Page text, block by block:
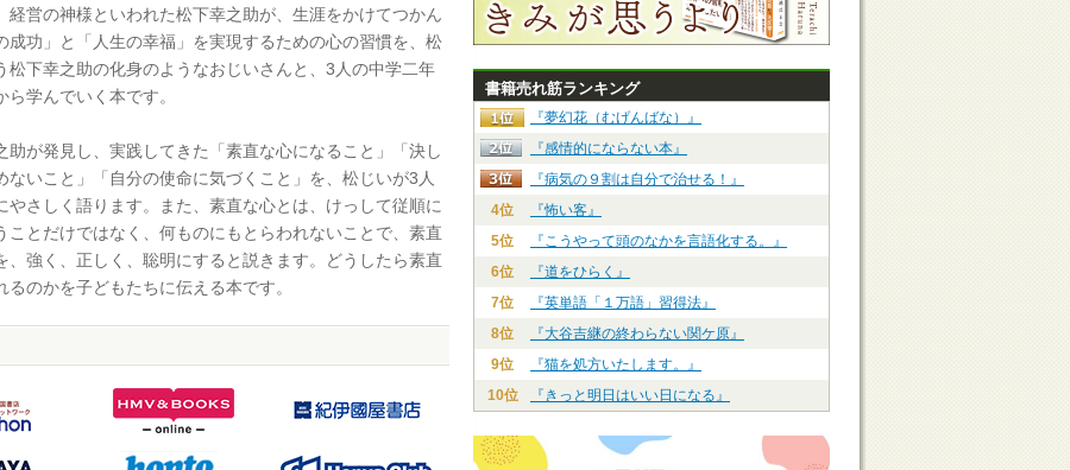
営の神様といわれた松下幸之助が、生涯をかけてつかん
成功」と「人生の幸福」を実現するための心の習慣を、松
松下幸之助の化身のようなおじいさんと、3人の中学二年
ら学んでいく本です。
が発見し、実践してきた「素直な心になること」「決し
ないこと」「自分の使命に気づくこと」を、松じいが3人
やさしく語ります。また、素直な心とは、けっして従順に
ことだけではなく、何ものにもとらわれないことで、素直
、強く、正しく、聡明にすると説きます。どうしたら素直
るのかを子どもたちに伝える本です。
書籍売れ筋ランキング
『夢幻花（むげんばな）』
『感情的にならない本』
『病気の９割は自分で治せる！』
4位
『怖い客』
5位
『こうやって頭のなかを言語化する。』
6位
『道をひらく』
7位
『英単語「１万語」習得法』
8位
『大谷吉継の終わらない関ケ原』
9位
『猫を処方いたします。』
10位
『きっと明日はいい日になる』